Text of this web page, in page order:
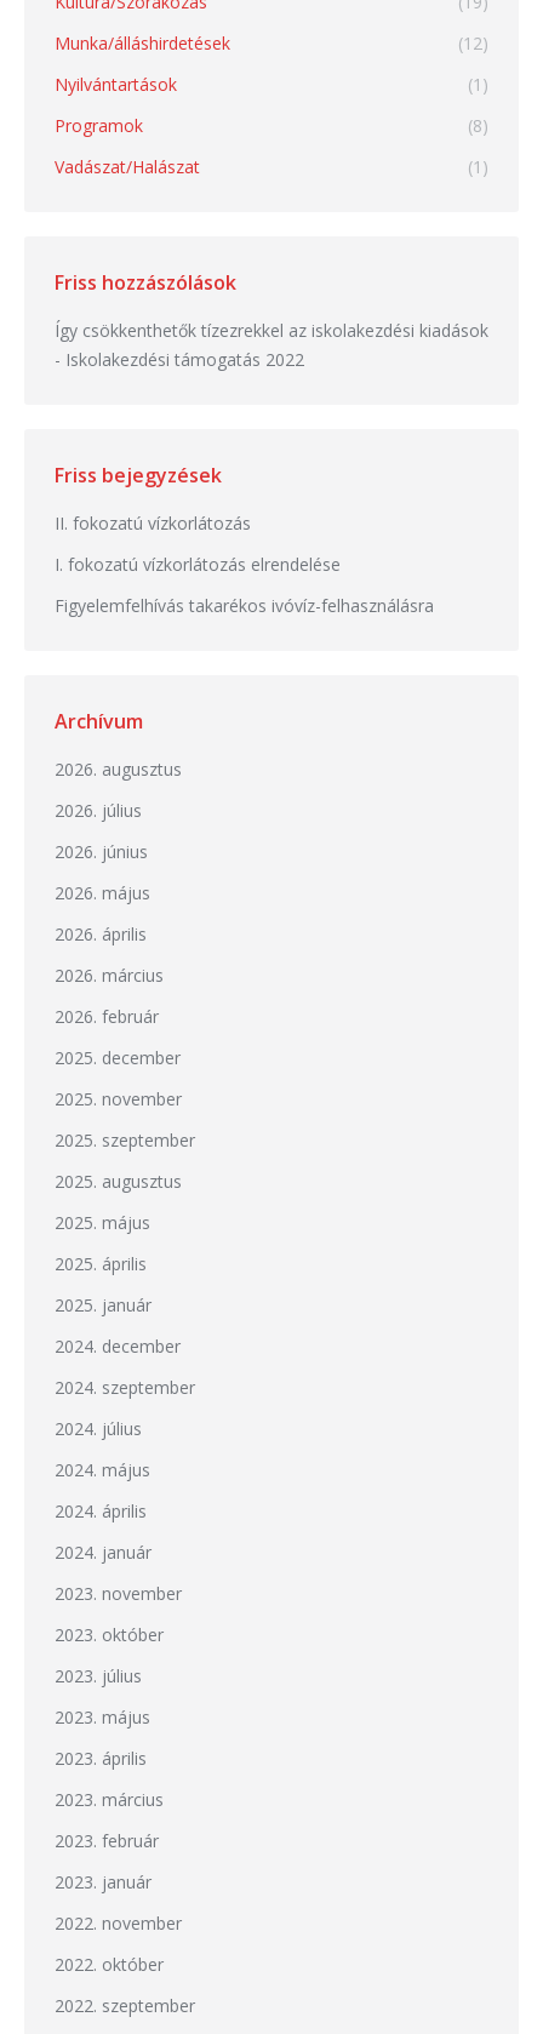
Munka/álláshirdetések
(12)
Nyilvántartások
(1)
Programok
(8)
Vadászat/Halászat
(1)
Friss hozzászólások
Így csökkenthetők tízezrekkel az iskolakezdési kiadások
- Iskolakezdési támogatás 2022
Friss bejegyzések
II. fokozatú vízkorlátozás
I. fokozatú vízkorlátozás elrendelése
Figyelemfelhívás takarékos ivóvíz-felhasználásra
Archívum
2026. augusztus
2026. július
2026. június
2026. május
2026. április
2026. március
2026. február
2025. december
2025. november
2025. szeptember
2025. augusztus
2025. május
2025. április
2025. január
2024. december
2024. szeptember
2024. július
2024. május
2024. április
2024. január
2023. november
2023. október
2023. július
2023. május
2023. április
2023. március
2023. február
2023. január
2022. november
2022. október
2022. szeptember